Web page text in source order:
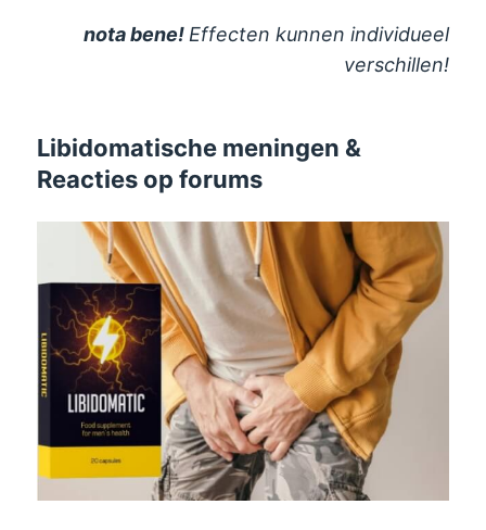
nota bene! Effecten kunnen individueel
verschillen!
Libidomatische meningen &
Reacties op forums